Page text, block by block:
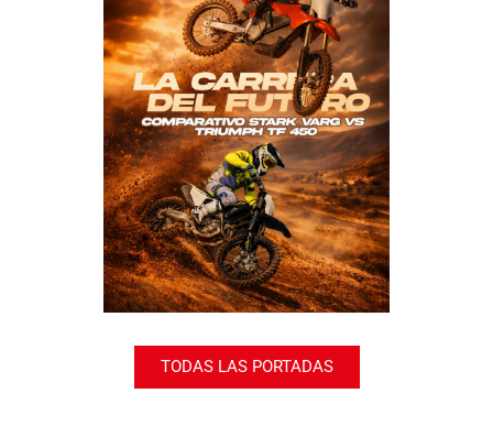
TODAS LAS PORTADAS